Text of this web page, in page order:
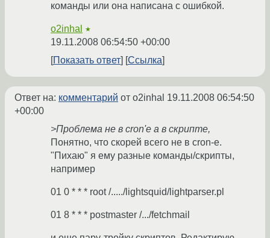
команды или она написана с ошибкой.
o2inhal ★
19.11.2008 06:54:50 +00:00
Показать ответ
Ссылка
Ответ на: комментарий от o2inhal 19.11.2008 06:54:50
+00:00
>Проблема не в cron'e а в скрипте,
Понятно, что скорей всего не в cron-e.
"Пихаю" я ему разные команды/скрипты,
например
01 0 * * * root /...../lightsquid/lightparser.pl
01 8 * * * postmaster /.../fetchmail